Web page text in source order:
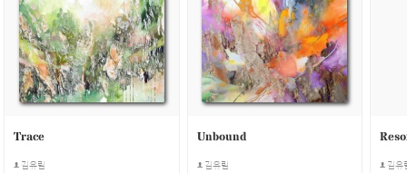
Trace
김유림
Unbound
김유림 김유